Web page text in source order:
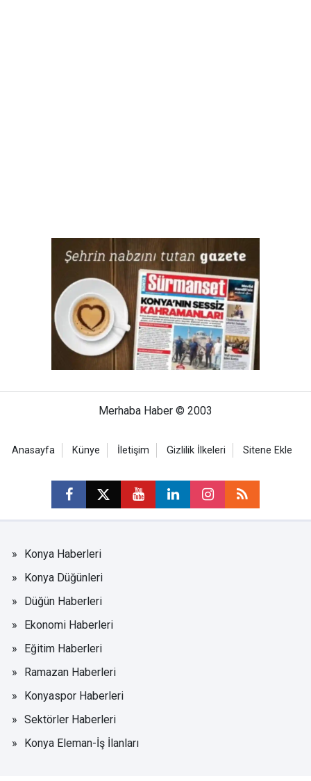
Merhaba Haber © 2003
Anasayfa Künye İletişim Gizlilik İlkeleri Sitene Ekle
Konya Haberleri
Konya Düğünleri
Düğün Haberleri
Ekonomi Haberleri
Eğitim Haberleri
Ramazan Haberleri
Konyaspor Haberleri
Sektörler Haberleri
Konya Eleman-İş İlanları